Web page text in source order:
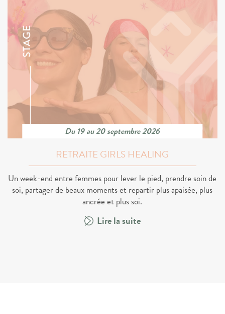
Du 19 au 20 septembre 2026
RETRAITE GIRLS HEALING
Un week-end entre femmes pour lever le pied, prendre soin de
soi, partager de beaux moments et repartir plus apaisée, plus
ancrée et plus soi.
Lire la suite